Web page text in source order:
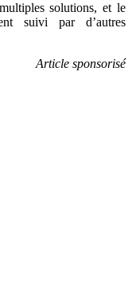
solutions, et le
suivi par d’autres
Article sponsorisé